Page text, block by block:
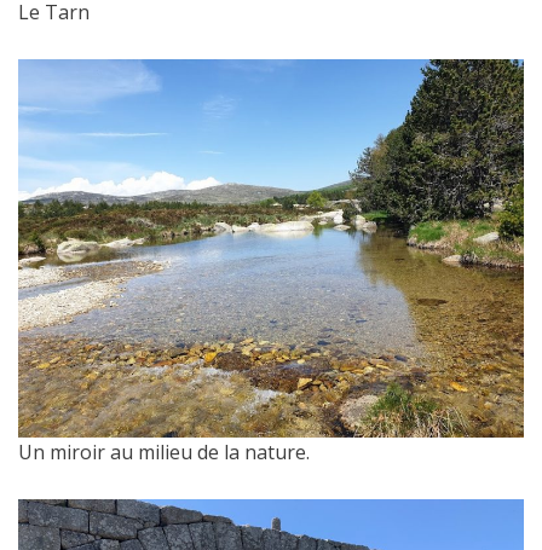
Le Tarn
Un miroir au milieu de la nature.